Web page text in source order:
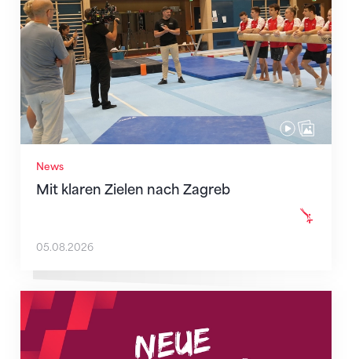
News
Mit klaren Zielen nach Zagreb
05.08.2026
Neue Empfangszeiten ab 1. August 2026